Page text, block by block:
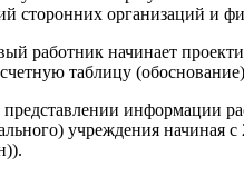
сторонних организаций и
работник начинает
таблицу
представлении информации
учреждения